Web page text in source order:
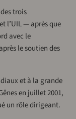
trois
l’UIL — après que
avec le
le soutien des
et à la grande
en juillet 2001,
un rôle dirigeant.